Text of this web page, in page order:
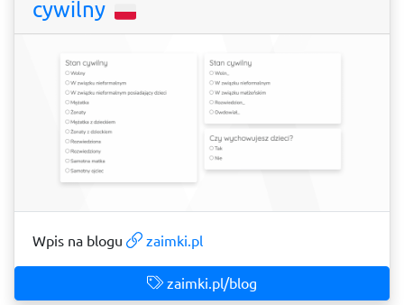
cywilny
Wpis na blogu zaimki.pl
zaimki.pl/blog